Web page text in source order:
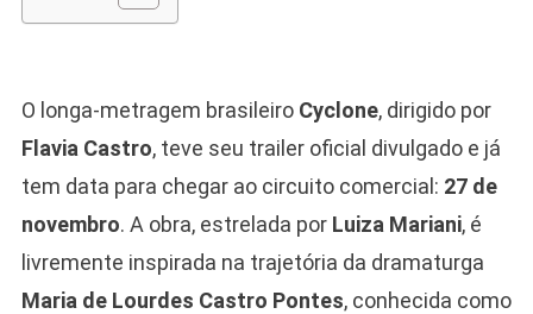
O longa-metragem brasileiro Cyclone, dirigido por
Flavia Castro, teve seu trailer oficial divulgado e já
tem data para chegar ao circuito comercial: 27 de
novembro. A obra, estrelada por Luiza Mariani, é
livremente inspirada na trajetória da dramaturga
Maria de Lourdes Castro Pontes, conhecida como